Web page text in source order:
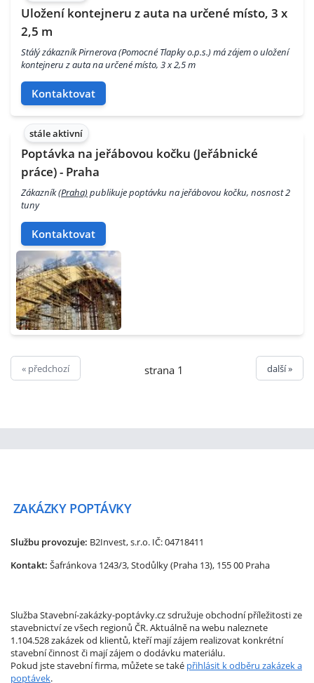
Uložení kontejneru z auta na určené místo, 3 x
2,5 m
Stálý zákazník Pirnerova (Pomocné Tlapky o.p.s.) má zájem o uložení
kontejneru z auta na určené místo, 3 x 2,5 m
Kontaktovat
stále aktivní
Poptávka na jeřábovou kočku (Jeřábnické
práce) - Praha
Zákazník(Praha)publikuje poptávku na jeřábovou kočku, nosnost 2
tuny
Kontaktovat
« předchozí strana 1 další »
ZAKÁZKY POPTÁVKY
Službu provozuje: B2Invest, s.r.o. IČ: 04718411
Kontakt: Šafránkova 1243/3, Stodůlky (Praha 13), 155 00 Praha
Služba Stavební-zakázky-poptávky.cz sdružuje obchodní příležitosti ze
stavebnictví ze všech regionů ČR. Aktuálně na webu naleznete
1.104.528 zakázek od klientů, kteří mají zájem realizovat konkrétní
stavební činnost či mají zájem o dodávku materiálu.
Pokud jste stavební firma, můžete se také přihlásit k odběru zakázek a
poptávek.